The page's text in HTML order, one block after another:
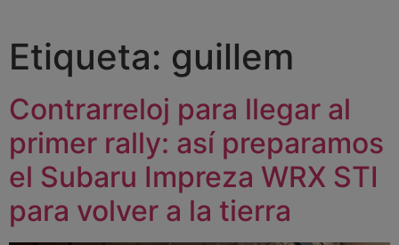
Etiqueta: guillem
Contrarreloj para llegar al
primer rally: así preparamos
el Subaru Impreza WRX STI
para volver a la tierra